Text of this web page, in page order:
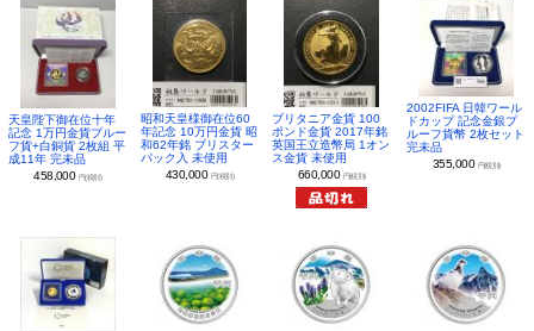
天皇陛下御在位十年
記念 1万円金貨プルー
フ貨+白銅貨 2枚組 平
成11年 完未品
458,000 円(税別)
昭和天皇様御在位60
年記念 10万円金貨 昭
和62年銘 ブリスター
パック入 未使用
430,000 円(税別)
ブリタニア金貨 100
ポンド金貨 2017年銘
英国王立造幣局 1オン
ス金貨 未使用
660,000 円(税別)
2002FIFA 日韓ワール
ドカップ 記念金銀プ
ルーフ貨幣 2枚セット
完未品
355,000 円(税別)